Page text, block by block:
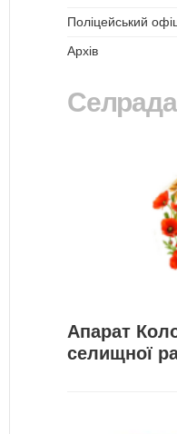
Поліцейський
Архів
Селрада
Апарат
селищної